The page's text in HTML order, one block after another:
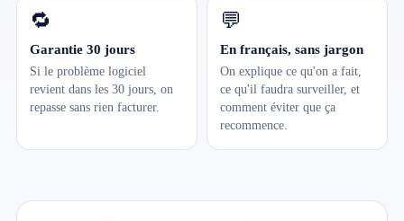
🔁
Garantie 30 jours
Si le problème logiciel
revient dans les 30 jours, on
repasse sans rien facturer.
💬
En français, sans jargon
On explique ce qu'on a fait,
ce qu'il faudra surveiller, et
comment éviter que ça
recommence.